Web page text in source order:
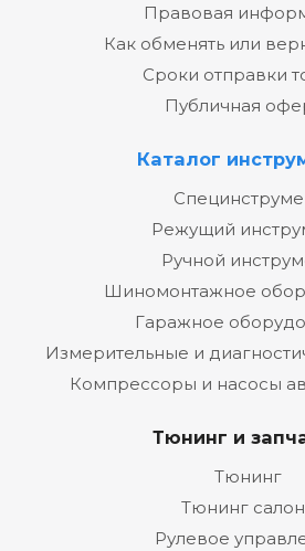
Правовая
Как обменять или
Сроки отправки
Публичная
Каталог
Режущий
Ручной
Шиномонтажное
Гаражное
Измерительные и
Компрессоры и насосы
Тюнинг и
Тюнинг
Тюнинг
Рулевое